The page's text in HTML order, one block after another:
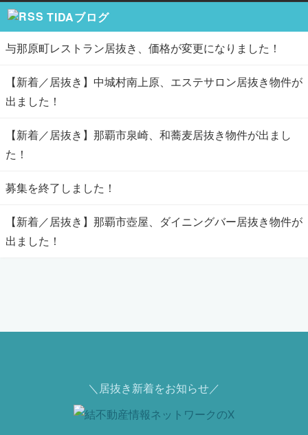
TIDAブログ
与那原町レストラン居抜き、価格が変更になりました！
【新着／居抜き】中城村南上原、エステサロン居抜き物件が
出ました！
【新着／居抜き】那覇市泉崎、和蕎麦居抜き物件が出まし
た！
募集を終了しました！
【新着／居抜き】那覇市壺屋、ダイニングバー居抜き物件が
出ました！
＼居抜き新着をお知らせ／